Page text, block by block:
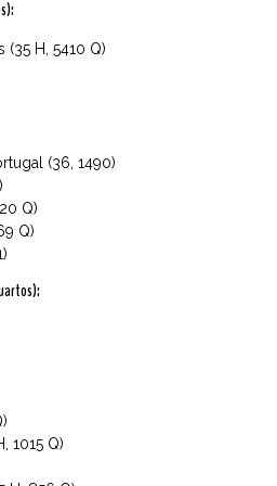
(35 H, 5410 Q)
(36, 1490)
Q)
Q)
1015 Q)